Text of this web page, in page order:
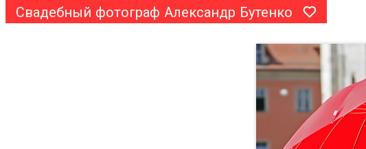
Свадебный фотограф Александр Бутенко